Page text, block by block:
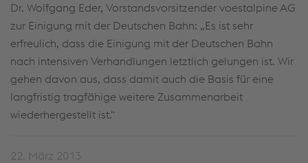
Dr. Wolfgang Eder, Vorstandsvorsitzender voestalpine AG
zur Einigung mit der Deutschen Bahn: „Es ist sehr
erfreulich, dass die Einigung mit der Deutschen Bahn
nach intensiven Verhandlungen letztlich gelungen ist. Wir
gehen davon aus, dass damit auch die Basis für eine
langfristig tragfähige weitere Zusammenarbeit
wiederhergestellt ist.“
22. März 2013